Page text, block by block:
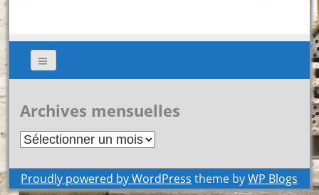
Archives mensuelles
Archives
Proudly powered by WordPress theme byWP Blogs